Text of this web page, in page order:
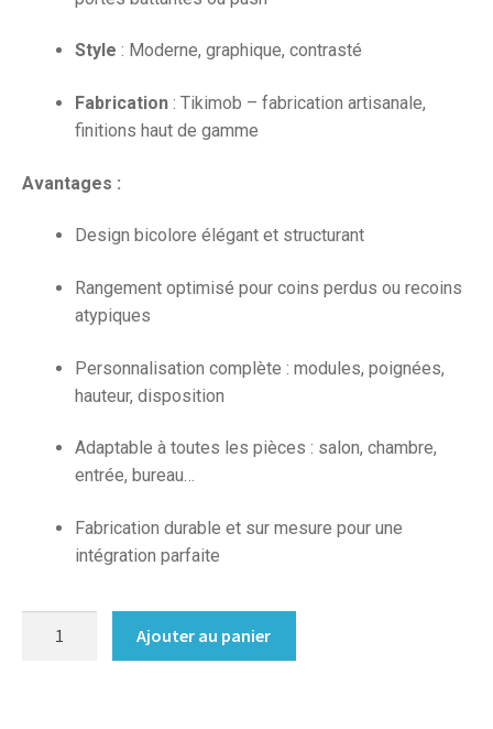
Style : Moderne, graphique, contrasté
Fabrication : Tikimob – fabrication artisanale,
finitions haut de gamme
Avantages :
Design bicolore élégant et structurant
Rangement optimisé pour coins perdus ou recoins
atypiques
Personnalisation complète : modules, poignées,
hauteur, disposition
Adaptable à toutes les pièces : salon, chambre,
entrée, bureau…
Fabrication durable et sur mesure pour une
intégration parfaite
Ajouter au panier